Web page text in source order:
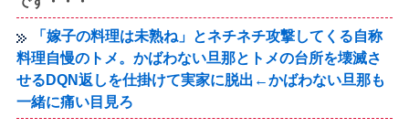
「嫁子の料理は未熟ね」とネチネチ攻撃してくる自称
料理自慢のトメ。かばわない旦那とトメの台所を壊滅さ
せるDQN返しを仕掛けて実家に脱出←かばわない旦那も
一緒に痛い目見ろ